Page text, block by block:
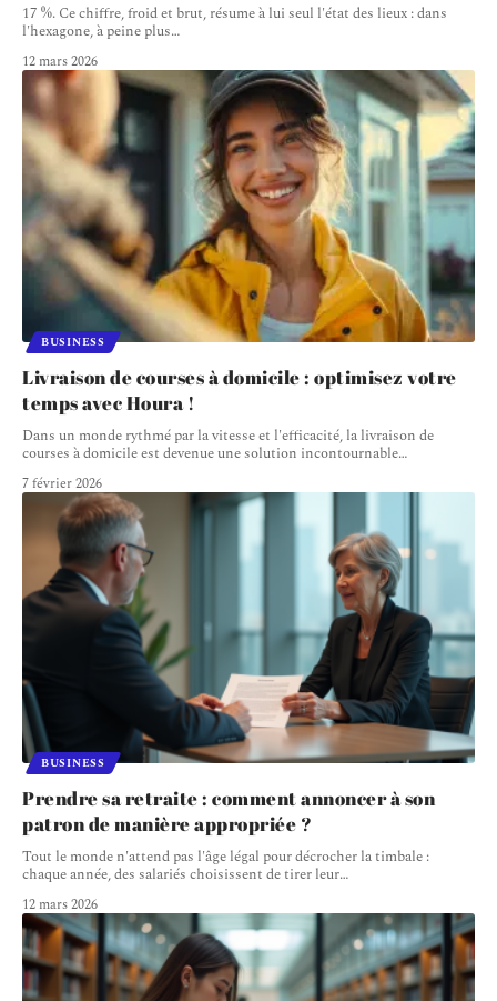
17 %. Ce chiffre, froid et brut, résume à lui seul l'état des lieux : dans
l'hexagone, à peine plus…
12 mars 2026
BUSINESS
Livraison de courses à domicile : optimisez votre
temps avec Houra !
Dans un monde rythmé par la vitesse et l'efficacité, la livraison de
courses à domicile est devenue une solution incontournable…
7 février 2026
BUSINESS
Prendre sa retraite : comment annoncer à son
patron de manière appropriée ?
Tout le monde n'attend pas l'âge légal pour décrocher la timbale :
chaque année, des salariés choisissent de tirer leur…
12 mars 2026